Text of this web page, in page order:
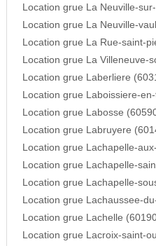
Location grue La Neuville-
Location grue La Neuville-
Location grue La Rue-saint-
Location grue La Villeneuve-
Location grue Laberliere
Location grue Laboissiere-
Location grue Labosse
Location grue Labruyere
Location grue Lachapelle-
Location grue Lachapelle-
Location grue Lachapelle-
Location grue Lachaussee-
Location grue Lachelle
Location grue Lacroix-saint-